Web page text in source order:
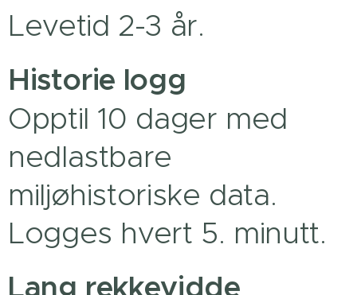
Levetid 2-3 år.
Historie logg
Opptil 10 dager med
nedlastbare
miljøhistoriske data.
Logges hvert 5. minutt.
Lang rekkevidde